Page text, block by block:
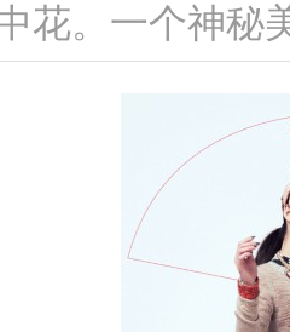
花。一个神秘